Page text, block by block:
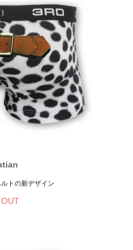
トの新デザイン